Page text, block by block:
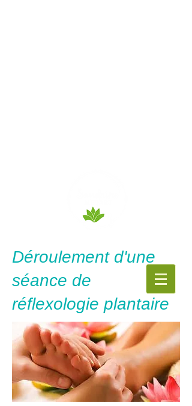
Déroulement d'une
séance de
réflexologie plantaire